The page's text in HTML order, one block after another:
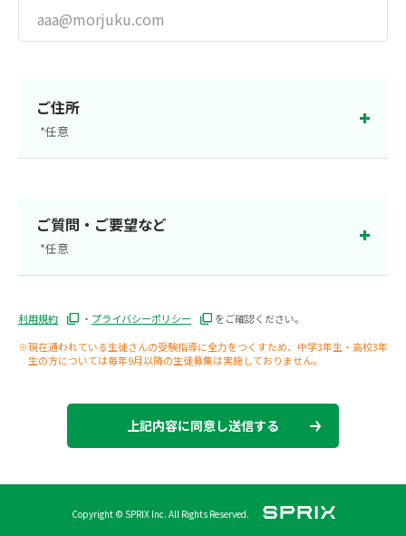
東京都
ご住所
*任意
ご質問・ご要望など
*任意
利用規約 ・ プライバシーポリシー
をご確認ください。
※現在通われている生徒さんの受験指導に全力をつくすため、中学3年生・高校3年
生の方については毎年9月以降の生徒募集は実施しておりません。
上記内容に同意し送信する
Copyright © SPRIX Inc. All Rights Reserved.